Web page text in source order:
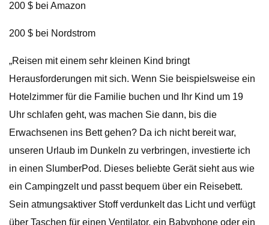
200 $ bei Amazon
200 $ bei Nordstrom
„Reisen mit einem sehr kleinen Kind bringt
Herausforderungen mit sich. Wenn Sie beispielsweise ein
Hotelzimmer für die Familie buchen und Ihr Kind um 19
Uhr schlafen geht, was machen Sie dann, bis die
Erwachsenen ins Bett gehen? Da ich nicht bereit war,
unseren Urlaub im Dunkeln zu verbringen, investierte ich
in einen SlumberPod. Dieses beliebte Gerät sieht aus wie
ein Campingzelt und passt bequem über ein Reisebett.
Sein atmungsaktiver Stoff verdunkelt das Licht und verfügt
über Taschen für einen Ventilator, ein Babyphone oder ein